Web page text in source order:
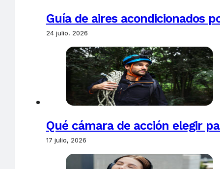
Guía de aires acondicionados
24 julio, 2026
Qué cámara de acción elegir
17 julio, 2026